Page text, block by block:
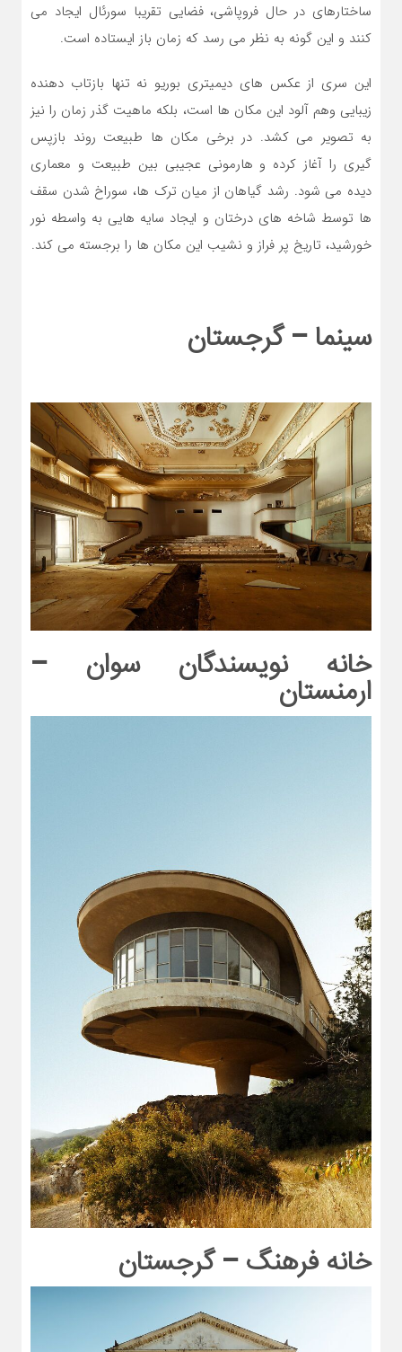
ساختارهای در حال فروپاشی، فضایی تقریبا سورئال ایجاد می
کنند و این گونه به نظر می رسد که زمان باز ایستاده است.
این سری از عکس های دیمیتری بوریو نه تنها بازتاب دهنده
زیبایی وهم آلود این مکان ها است، بلکه ماهیت گذر زمان را نیز
به تصویر می کشد. در برخی مکان ها طبیعت روند بازپس
گیری را آغاز کرده و هارمونی عجیبی بین طبیعت و معماری
دیده می شود. رشد گیاهان از میان ترک ها، سوراخ شدن سقف
ها توسط شاخه های درختان و ایجاد سایه هایی به واسطه نور
خورشید، تاریخ پر فراز و نشیب این مکان ها را برجسته می کند.
سینما – گرجستان
خانه نویسندگان سوان –
ارمنستان
خانه فرهنگ – گرجستان